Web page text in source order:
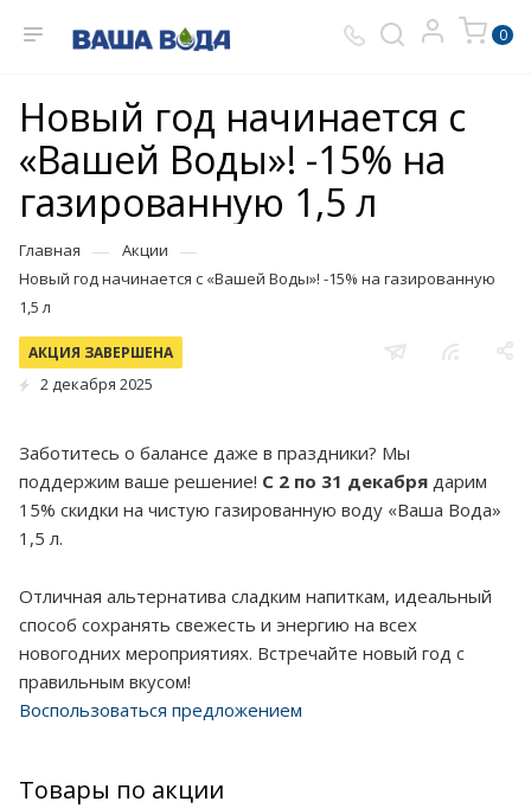
0
Новый год начинается с
«Вашей Воды»! -15% на
газированную 1,5 л
Главная — Акции —
Новый год начинается с «Вашей Воды»! -15% на газированную
1,5 л
АКЦИЯ ЗАВЕРШЕНА
2 декабря 2025
Заботитесь о балансе даже в праздники? Мы
поддержим ваше решение! С 2 по 31 декабря дарим
15% скидки на чистую газированную воду «Ваша Вода»
1,5 л.
Отличная альтернатива сладким напиткам, идеальный
способ сохранять свежесть и энергию на всех
новогодних мероприятиях. Встречайте новый год с
правильным вкусом!
Воспользоваться предложением
Товары по акции